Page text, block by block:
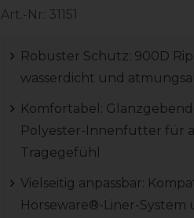
Art.-Nr: 31151
Robuster Schutz: 900D
wasserdicht und
Komfortabel:
Polyester-Innenfutter für
Tragegefühl
Vielseitig anpassbar:
Horseware®-Liner-System